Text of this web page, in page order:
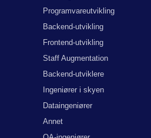
Programvareutvikling
Backend-utvikling
Frontend-utvikling
Staff Augmentation
Backend-utviklere
Ingeniører i skyen
Dataingeniører
Annet